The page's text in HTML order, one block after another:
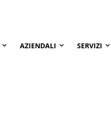
AZIENDALI SERVIZI